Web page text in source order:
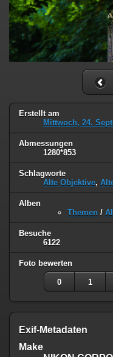
Erstellt am
Mittwoch, 24.
Abmessungen
1280*853
Schlagworte
Alte Objektive,
Alben
Themen /
Besuche
6122
Foto bewerten
0 1
Exif-Metadaten
Make